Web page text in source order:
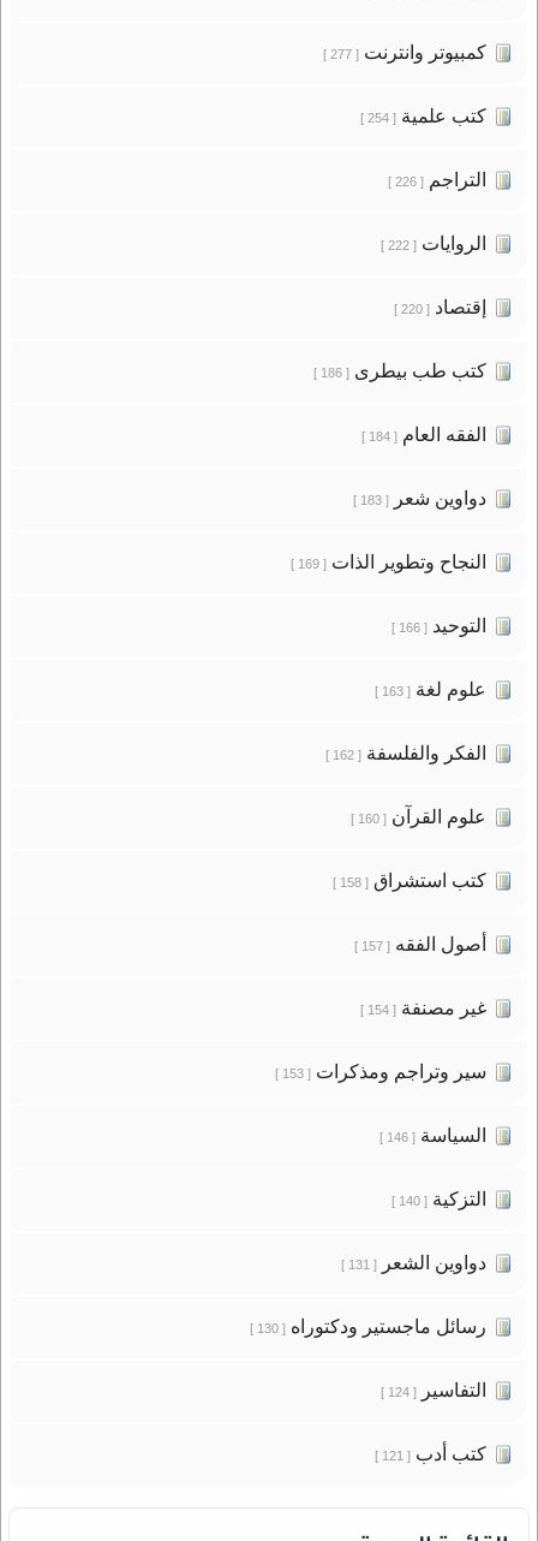
كمبيوتر وانترنت[ 277 ]
كتب علمية[ 254 ]
التراجم[ 226 ]
الروايات[ 222 ]
إقتصاد[ 220 ]
كتب طب بيطرى[ 186 ]
الفقه العام[ 184 ]
دواوين شعر[ 183 ]
النجاح وتطوير الذات[ 169 ]
التوحيد[ 166 ]
علوم لغة[ 163 ]
الفكر والفلسفة[ 162 ]
علوم القرآن[ 160 ]
كتب استشراق[ 158 ]
أصول الفقه[ 157 ]
غير مصنفة[ 154 ]
سير وتراجم ومذكرات[ 153 ]
السياسة[ 146 ]
التزكية[ 140 ]
دواوين الشعر[ 131 ]
رسائل ماجستير ودكتوراه[ 130 ]
التفاسير[ 124 ]
كتب أدب[ 121 ]